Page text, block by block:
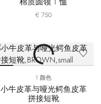
€ 750
1 颜色
小牛皮革与哑光鳄鱼皮革
拼接短靴